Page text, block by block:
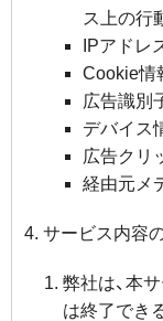
ス上の行
IPアドレ
Cookie情
広告識別
デバイス
広告クリ
経由元メ
サービス内容の
弊社は、本
は終了でき